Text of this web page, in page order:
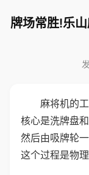
牌场常胜!乐
麻将机的
核心是洗牌盘
然后由吸牌轮
这个过程是物